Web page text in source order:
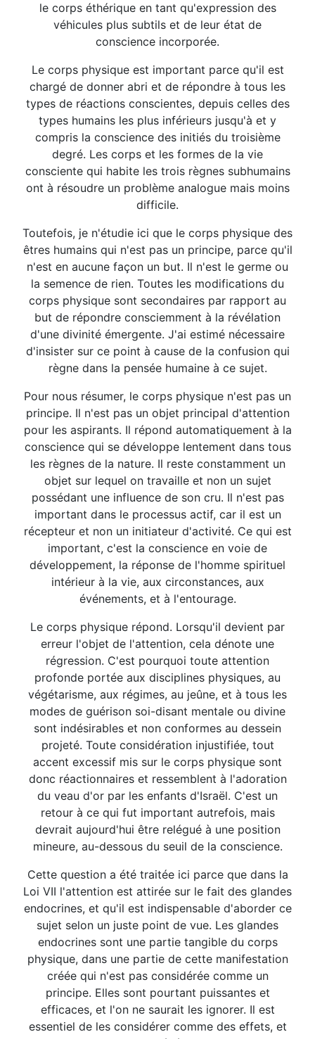
le corps éthérique en tant qu'expression des
véhicules plus subtils et de leur état de
conscience incorporée.
Le corps physique est important parce qu'il est
chargé de donner abri et de répondre à tous les
types de réactions conscientes, depuis celles des
types humains les plus inférieurs jusqu'à et y
compris la conscience des initiés du troisième
degré. Les corps et les formes de la vie
consciente qui habite les trois règnes subhumains
ont à résoudre un problème analogue mais moins
difficile.
Toutefois, je n'étudie ici que le corps physique des
êtres humains qui n'est pas un principe, parce qu'il
n'est en aucune façon un but. Il n'est le germe ou
la semence de rien. Toutes les modifications du
corps physique sont secondaires par rapport au
but de répondre consciemment à la révélation
d'une divinité émergente. J'ai estimé nécessaire
d'insister sur ce point à cause de la confusion qui
règne dans la pensée humaine à ce sujet.
Pour nous résumer, le corps physique n'est pas un
principe. Il n'est pas un objet principal d'attention
pour les aspirants. Il répond automatiquement à la
conscience qui se développe lentement dans tous
les règnes de la nature. Il reste constamment un
objet sur lequel on travaille et non un sujet
possédant une influence de son cru. Il n'est pas
important dans le processus actif, car il est un
récepteur et non un initiateur d'activité. Ce qui est
important, c'est la conscience en voie de
développement, la réponse de l'homme spirituel
intérieur à la vie, aux circonstances, aux
événements, et à l'entourage.
Le corps physique répond. Lorsqu'il devient par
erreur l'objet de l'attention, cela dénote une
régression. C'est pourquoi toute attention
profonde portée aux disciplines physiques, au
végétarisme, aux régimes, au jeûne, et à tous les
modes de guérison soi-disant mentale ou divine
sont indésirables et non conformes au dessein
projeté. Toute considération injustifiée, tout
accent excessif mis sur le corps physique sont
donc réactionnaires et ressemblent à l'adoration
du veau d'or par les enfants d'Israël. C'est un
retour à ce qui fut important autrefois, mais
devrait aujourd'hui être relégué à une position
mineure, au-dessous du seuil de la conscience.
Cette question a été traitée ici parce que dans la
Loi VII l'attention est attirée sur le fait des glandes
endocrines, et qu'il est indispensable d'aborder ce
sujet selon un juste point de vue. Les glandes
endocrines sont une partie tangible du corps
physique, dans une partie de cette manifestation
créée qui n'est pas considérée comme un
principe. Elles sont pourtant puissantes et
efficaces, et l'on ne saurait les ignorer. Il est
essentiel de les considérer comme des effets, et